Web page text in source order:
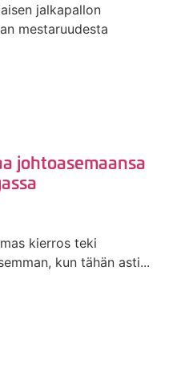
jalkapallon
mestaruudesta
johtoasemaansa
kierros teki
kun tähän asti...